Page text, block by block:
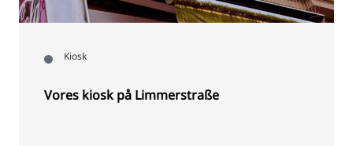
Kiosk
Vores kiosk på Limmerstraße